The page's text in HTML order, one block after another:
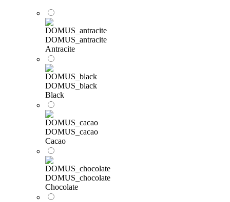
DOMUS_antracite
Antracite
DOMUS_black
Black
DOMUS_cacao
Cacao
DOMUS_chocolate
Chocolate